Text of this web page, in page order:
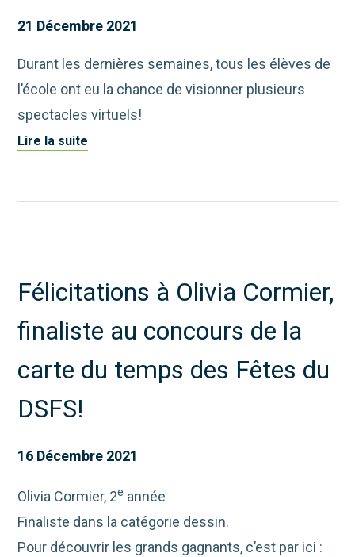
21 Décembre 2021
Durant les dernières semaines, tous les élèves de
l’école ont eu la chance de visionner plusieurs
spectacles virtuels!
Lire la suite
Félicitations à Olivia Cormier,
finaliste au concours de la
carte du temps des Fêtes du
DSFS!
16 Décembre 2021
Olivia Cormier, 2e année
Finaliste dans la catégorie dessin.
Pour découvrir les grands gagnants, c’est par ici :